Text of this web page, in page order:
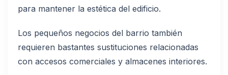
para mantener la estética del edificio.
Los pequeños negocios del barrio también
requieren bastantes sustituciones relacionadas
con accesos comerciales y almacenes interiores.